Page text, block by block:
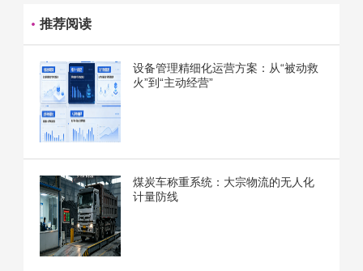
推荐阅读
设备管理精细化运营方案：从“被动救
火”到“主动经营”
煤炭车称重系统：大宗物流的无人化
计量防线